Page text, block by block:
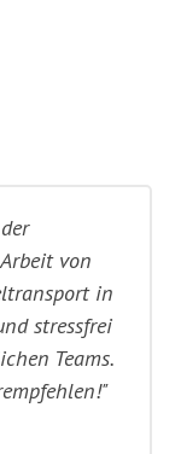
von
in
stressfrei
Teams.